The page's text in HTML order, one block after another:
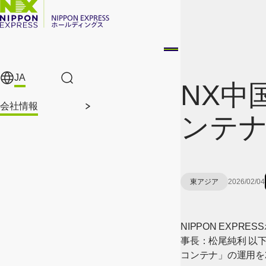
メインコンテンツに移動
JA
サイト内検索
会社情報
NX中
ンテ
東アジア 2026/02/04
NIPPON
事長：松尾純利 以
コンテナ」の運用